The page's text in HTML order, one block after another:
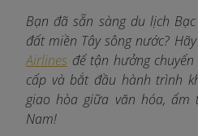
Bạn đã sẵn sàng du lịch
đất miền Tây sông nước?
Airlines để tận hưởng
cấp và bắt đầu hành trình
giao hòa giữa văn hóa, ẩm
Nam!